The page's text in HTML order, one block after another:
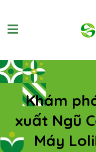
Khám
xuất Ngũ
Máy